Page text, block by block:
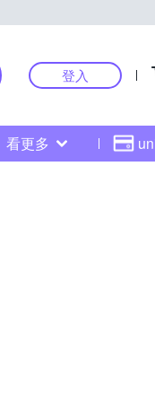
登入
看更多